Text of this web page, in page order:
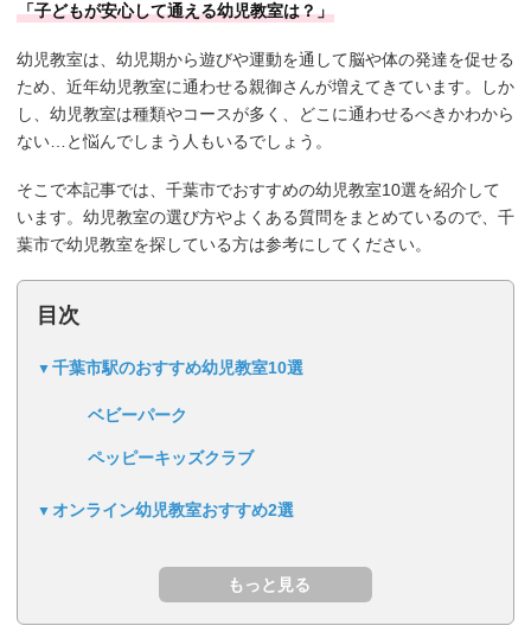
「子どもが安心して通える幼児教室は？」
幼児教室は、幼児期から遊びや運動を通して脳や体の発達を促せる
ため、近年幼児教室に通わせる親御さんが増えてきています。しか
し、幼児教室は種類やコースが多く、どこに通わせるべきかわから
ない…と悩んでしまう人もいるでしょう。
そこで本記事では、千葉市でおすすめの幼児教室10選を紹介して
います。幼児教室の選び方やよくある質問をまとめているので、千
葉市で幼児教室を探している方は参考にしてください。
目次
千葉市駅のおすすめ幼児教室10選
ベビーパーク
ペッピーキッズクラブ
オンライン幼児教室おすすめ2選